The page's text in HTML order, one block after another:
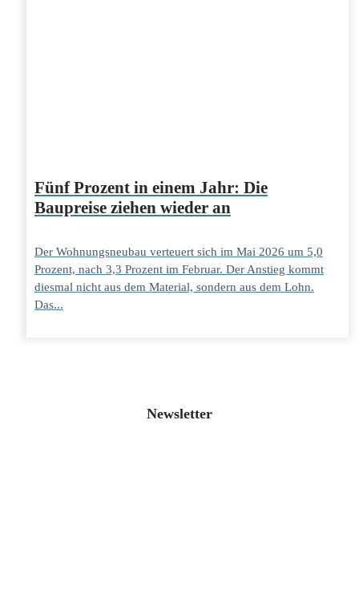
Fünf Prozent in einem Jahr: Die
Baupreise ziehen wieder an
Der Wohnungsneubau verteuert sich im Mai 2026 um 5,0
Prozent, nach 3,3 Prozent im Februar. Der Anstieg kommt
diesmal nicht aus dem Material, sondern aus dem Lohn.
Das...
Newsletter